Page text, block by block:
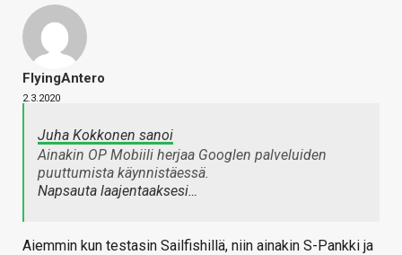
FlyingAntero
2.3.2020
Juha Kokkonen sanoi
Ainakin OP Mobiili herjaa Googlen palveluiden
puuttumista käynnistäessä.
Napsauta laajentaaksesi…
Aiemmin kun testasin Sailfishillä, niin ainakin S-Pankki ja